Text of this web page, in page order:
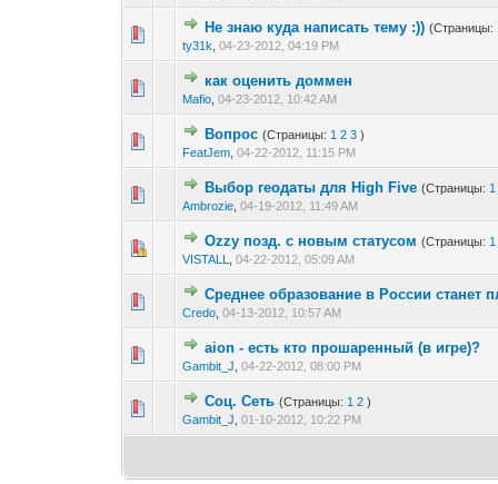
Не знаю куда написать тему :)) (Страницы:
ty31k ,04-23-2012, 04:19 PM
0 голос(ов) - 0 из
12
как оценить доммен
Mafio ,04-23-2012, 10:42 AM
Вопрос (Страницы: 1 2 3 )
FeatJem ,04-22-2012, 11:15 PM
Выбор геодаты для High Five (Страницы: 1
Ambrozie ,04-19-2012, 11:49 AM
0 голос(ов) - 0 из
12
Ozzy позд. с новым статусом (Страницы: 1
VISTALL
,04-22-2012, 05:09 AM
0 голос(ов) - 0 из
12
Среднее образование в России станет
Credo ,04-13-2012, 10:57 AM
0 голос(ов) - 0 из
1 2
aion - есть кто прошаренный (в игре)?
Gambit_J ,04-22-2012, 08:00 PM
0 голос(ов) - 0 из
1
Соц. Сеть (Страницы: 1 2 )
Gambit_J ,01-10-2012, 10:22 PM
0 голос(ов) - 0 из